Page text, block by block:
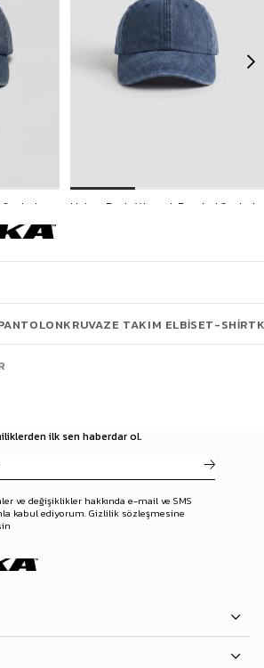
ilk sen haberdar ol.
ve değişiklikler hakkında e-mail ve SMS
kabul ediyorum. Gizlilik sözleşmesine
KRUVAZE TAKIM ELBISET-SHIRT